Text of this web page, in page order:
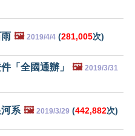
🖼️ 2019/4/4 (281,005次)
「全國通辦」 🖼️ 2019/3/31
系 🖼️ 2019/3/29 (442,882次)